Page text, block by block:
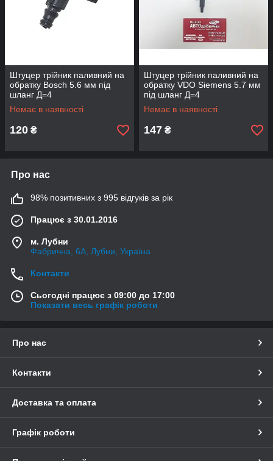
Штуцер трійник паливний на
обратку Bosch 5.6 мм під
шланг Д=4
Немає в наявності
120 ₴
Штуцер трійник паливний на
обратку VDO Siemens 5.7 мм
під шланг Д=4
Немає в наявності
147 ₴
Про нас
98% позитивних з 995 відгуків за рік
Працює з 30.01.2016
м. Лубни
Фабрична, 6А, Лубни, Україна
Контакти
Сьогодні працює з 09:00 до 17:00
Показати весь графік роботи
Про нас
Контакти
Доставка та оплата
Графік роботи